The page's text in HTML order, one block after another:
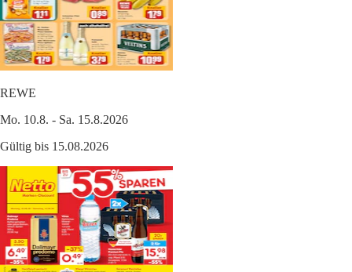
REWE
Mo. 10.8. - Sa. 15.8.2026
Gültig bis 15.08.2026